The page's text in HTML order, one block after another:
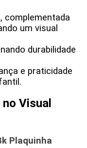
complementada
um visual
durabilidade
e praticidade
Visual
Plaquinha